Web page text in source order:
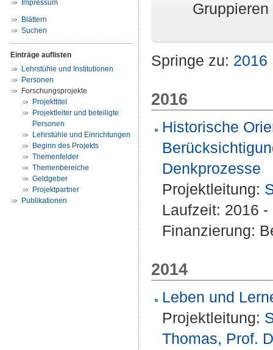
Impressum
Blättern
Suchen
Einträge auflisten
Lehrstühle und Institutionen
Personen
Forschungsprojekte
Projekttitel
Projektleiter und beteiligte
Personen
Lehrstühle und Einrichtungen
Beginn des Projekts
Themenfelder
Themenbereiche
Geldgeber
Projektpartner
Publikationen
Springe zu: 2016
2016
Historische
Denkprozesse
Projektleitung:
Laufzeit: 2016
Finanzierung:
2014
Leben und
Projektleitung:
Thomas, Prof.